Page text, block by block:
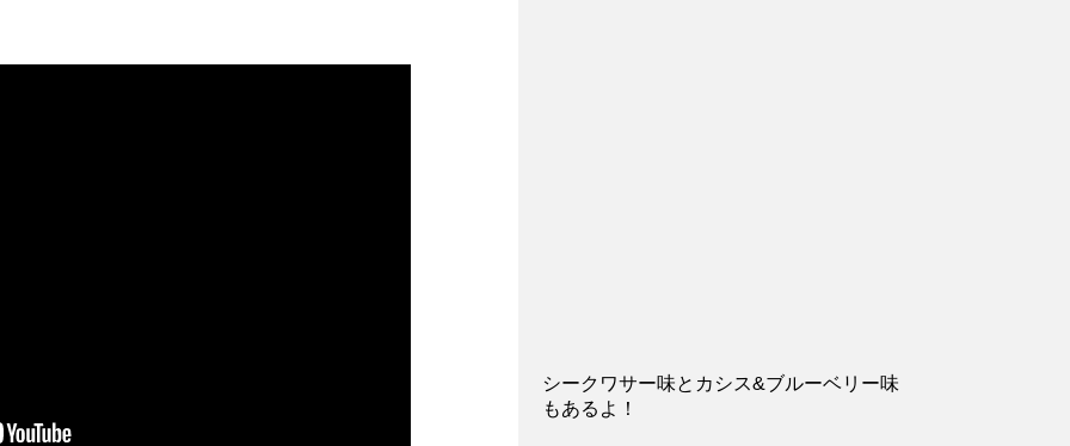
シークワサー味とカシス&ブルーベリー味
もあるよ！